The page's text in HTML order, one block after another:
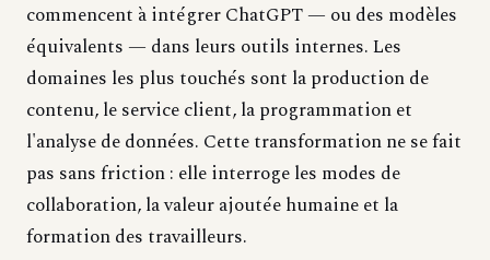
commencent à intégrer ChatGPT — ou des modèles
équivalents — dans leurs outils internes. Les
domaines les plus touchés sont la production de
contenu, le service client, la programmation et
l'analyse de données. Cette transformation ne se fait
pas sans friction : elle interroge les modes de
collaboration, la valeur ajoutée humaine et la
formation des travailleurs.